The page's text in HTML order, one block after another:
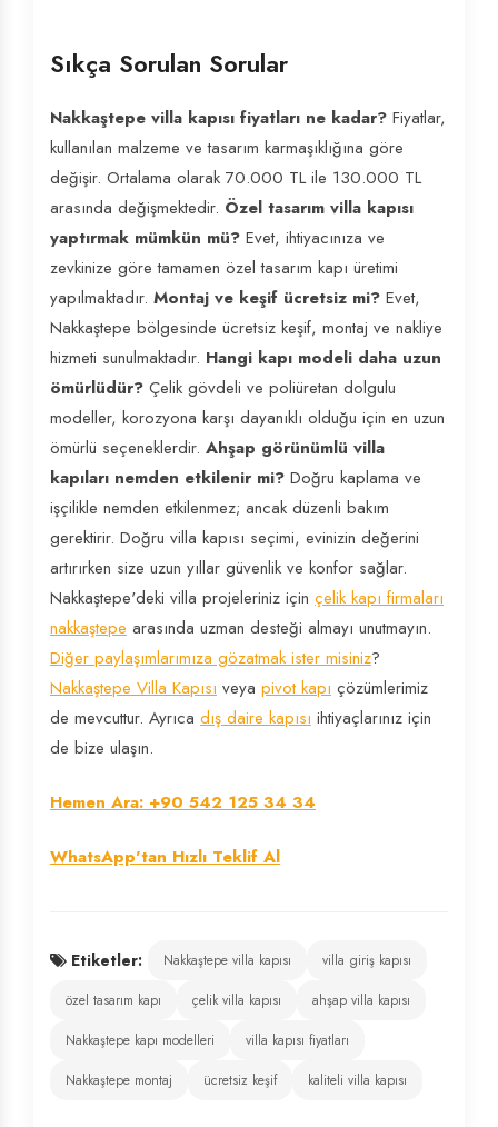
Sıkça Sorulan Sorular
Nakkaştepe villa kapısı fiyatları ne kadar? Fiyatlar,
kullanılan malzeme ve tasarım karmaşıklığına göre
değişir. Ortalama olarak 70.000 TL ile 130.000 TL
arasında değişmektedir. Özel tasarım villa kapısı
yaptırmak mümkün mü? Evet, ihtiyacınıza ve
zevkinize göre tamamen özel tasarım kapı üretimi
yapılmaktadır. Montaj ve keşif ücretsiz mi? Evet,
Nakkaştepe bölgesinde ücretsiz keşif, montaj ve nakliye
hizmeti sunulmaktadır. Hangi kapı modeli daha uzun
ömürlüdür? Çelik gövdeli ve poliüretan dolgulu
modeller, korozyona karşı dayanıklı olduğu için en uzun
ömürlü seçeneklerdir. Ahşap görünümlü villa
kapıları nemden etkilenir mi? Doğru kaplama ve
işçilikle nemden etkilenmez; ancak düzenli bakım
gerektirir. Doğru villa kapısı seçimi, evinizin değerini
artırırken size uzun yıllar güvenlik ve konfor sağlar.
Nakkaştepe'deki villa projeleriniz için çelik kapı firmaları
nakkaştepe arasında uzman desteği almayı unutmayın.
Diğer paylaşımlarımıza gözatmak ister misiniz?
Nakkaştepe Villa Kapısı veya pivot kapı çözümlerimiz
de mevcuttur. Ayrıca dış daire kapısı ihtiyaçlarınız için
de bize ulaşın.
Hemen Ara: +90 542 125 34 34
WhatsApp'tan Hızlı Teklif Al
Etiketler: Nakkaştepe villa kapısı
villa giriş kapısı
özel tasarım kapı
çelik villa kapısı
ahşap villa kapısı
Nakkaştepe kapı modelleri
villa kapısı fiyatları
Nakkaştepe montaj
ücretsiz keşif kaliteli villa kapısı